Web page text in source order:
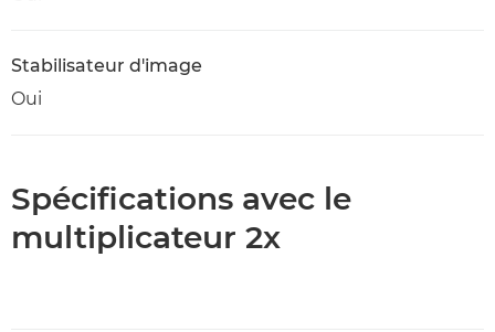
Stabilisateur d'image
Oui
Spécifications avec le
multiplicateur 2x